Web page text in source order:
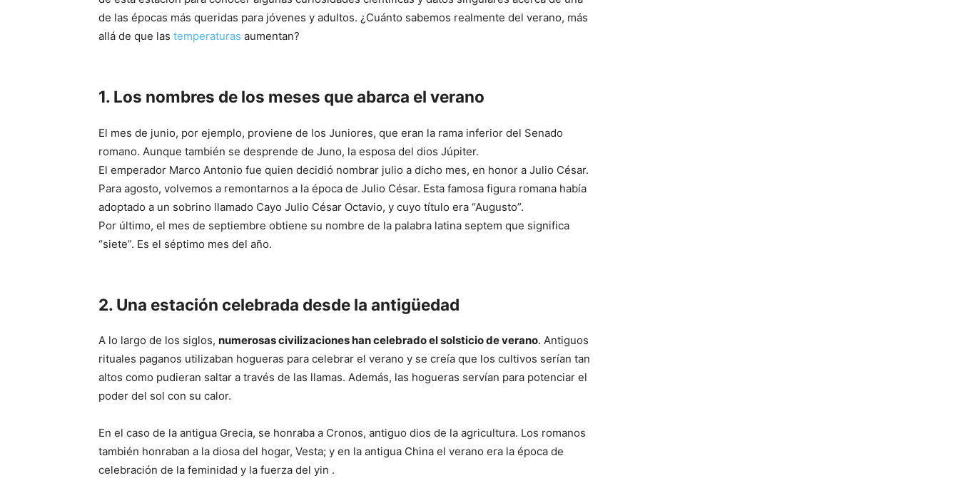
de las épocas más queridas para jóvenes y adultos. ¿Cuánto sabemos realmente del verano, más
allá de que las temperaturas aumentan?
1. Los nombres de los meses que abarca el verano
El mes de junio, por ejemplo, proviene de los Juniores, que eran la rama inferior del Senado
romano. Aunque también se desprende de Juno, la esposa del dios Júpiter.
El emperador Marco Antonio fue quien decidió nombrar julio a dicho mes, en honor a Julio César.
Para agosto, volvemos a remontarnos a la época de Julio César. Esta famosa figura romana había
adoptado a un sobrino llamado Cayo Julio César Octavio, y cuyo título era “Augusto”.
Por último, el mes de septiembre obtiene su nombre de la palabra latina septem que significa
“siete”. Es el séptimo mes del año.
2. Una estación celebrada desde la antigüedad
A lo largo de los siglos, numerosas civilizaciones han celebrado el solsticio de verano. Antiguos
rituales paganos utilizaban hogueras para celebrar el verano y se creía que los cultivos serían tan
altos como pudieran saltar a través de las llamas. Además, las hogueras servían para potenciar el
poder del sol con su calor.
En el caso de la antigua Grecia, se honraba a Cronos, antiguo dios de la agricultura. Los romanos
también honraban a la diosa del hogar, Vesta; y en la antigua China el verano era la época de
celebración de la feminidad y la fuerza del yin .